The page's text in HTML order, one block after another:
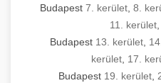
Budapest 7. kerület, 8.
11. kerület,
Budapest 13. kerület,
kerület, 17.
Budapest 19. kerület,